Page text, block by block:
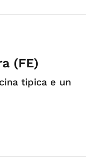
(FE)
tipica e un